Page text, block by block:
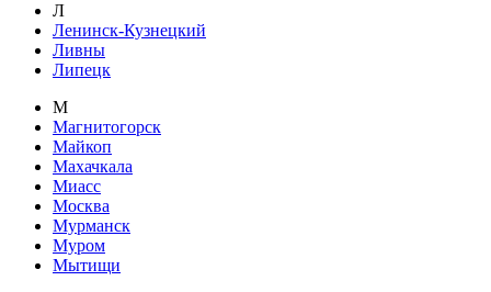
Л
Ленинск-Кузнецкий
Ливны
Липецк
М
Магнитогорск
Майкоп
Махачкала
Миасс
Москва
Мурманск
Муром
Мытищи